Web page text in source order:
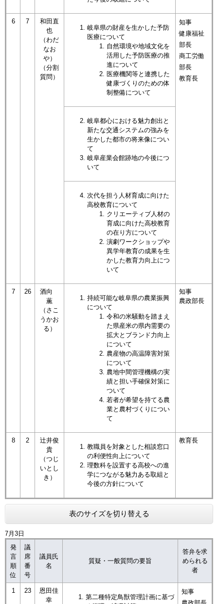
6 7
和田直
也
（わだ
なお
や）
​（分割
質問）
岐阜県の財産を生かした予防
医療について
​自然環境や地域文化を
活用した予防医療の推
進について
医療機関等と連携した
健康づくりのための体
制整備について
知事
健康福祉
部長
商工労働
部長
教育長
岐阜都心における魅力創出と
新たな交通システムの強みを
生かした都市の将来像につい
て
岐阜産業会館跡地の今後につ
いて
次代を担う人材育成に向けた
高校教育について
クリエーティブ人材の
育成に向けた高校教育
の在り方について
演劇ワークショップや
異学年教育の成果を生
かした教育力向上につ
いて
7 26
酒向
薫
​（さこ
うかお
る）
持続可能な岐阜県の農業振興
について
令和の米騒動を踏まえ
た県産米の県内需要の
拡大とブランド力向上
について
農産物の高温障害対策
について
農地中間管理機構の実
績と担い手確保対策に
ついて
若者が希望を持てる農
業と農村づくりについ
て
知事
農政部長
8 2
辻󠄀井俊
貴
（つじ
いとし
き）
​教職員を対象とした相談窓口
の利便性向上について
理数科を設置する高校への進
学につながる魅力ある取組と
今後の方針について
教育長
表のサイズを切り替える
7月3日
発
言
順
位
議
席
番
号
議員氏
名
質疑・一般質問の要旨
答弁を求
められる
者
1 23
恩田佳
幸
​第二種特定鳥獣管理計画に基づ
知事